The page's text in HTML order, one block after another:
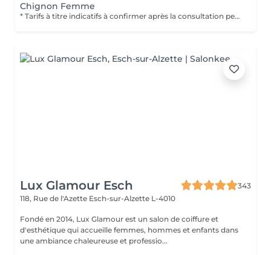
Chignon Femme
* Tarifs à titre indicatifs à confirmer après la consultation personnalisée établit auprès de votre coiffeur/stylist/spécialiste * La direction se réserve le droit dapporter des modifications pour le bon fonctionnement du salon
Lux Glamour Esch
343
118, Rue de l'Azette Esch-sur-Alzette L-4010
Fondé en 2014, Lux Glamour est un salon de coiffure et
d'esthétique qui accueille femmes, hommes et enfants dans
une ambiance chaleureuse et professio...